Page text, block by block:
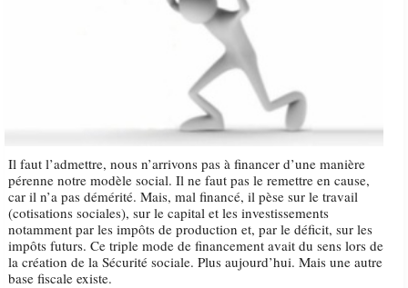
Il faut l’admettre, nous n’arrivons pas à financer d’une manière
pérenne notre modèle social. Il ne faut pas le remettre en cause,
car il n’a pas démérité. Mais, mal financé, il pèse sur le travail
(cotisations sociales), sur le capital et les investissements
notamment par les impôts de production et, par le déficit, sur les
impôts futurs. Ce triple mode de financement avait du sens lors de
la création de la Sécurité sociale. Plus aujourd’hui. Mais une autre
base fiscale existe.